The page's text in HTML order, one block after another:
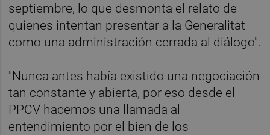
septiembre, lo que desmonta el relato de
quienes intentan presentar a la Generalitat
como una administración cerrada al diálogo".
"Nunca antes había existido una negociación
tan constante y abierta, por eso desde el
PPCV hacemos una llamada al
entendimiento por el bien de los